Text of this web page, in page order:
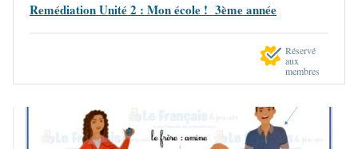
Remédiation Unité 2 : Mon école ! 3ème année
Réservé
aux
membres